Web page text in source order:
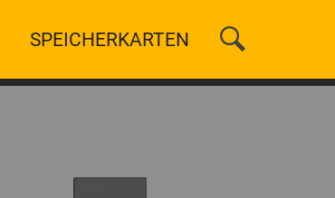
SPEICHERKARTEN